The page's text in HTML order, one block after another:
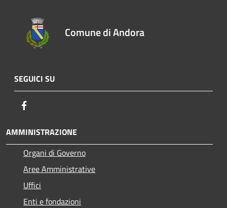
Comune di Andora
SEGUICI SU
AMMINISTRAZIONE
Organi di Governo
Aree Amministrative
Uffici
Enti e fondazioni